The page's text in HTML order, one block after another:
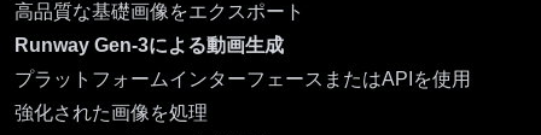
高品質な基礎画像をエクスポート
Runway Gen-3による動画生成
プラットフォームインターフェースまたはAPIを使用
強化された画像を処理